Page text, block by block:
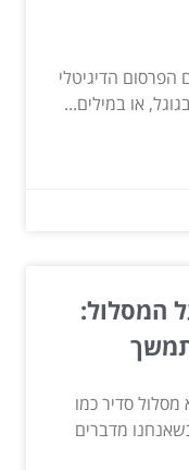
הדיגיטלי
או במילים...
המסלול:
סדיר כמו
מדברים